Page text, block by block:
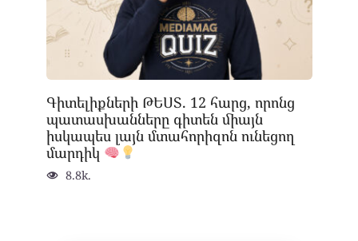
Գիտելիքների ԹԵՍՏ. 12 հարց, որոնց
պատասխանները գիտեն միայն
իսկապես լայն մտահորիզոն ունեցող
մարդիկ
8.8k.